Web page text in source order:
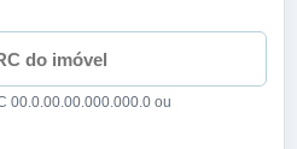
00.0.00.00.000.000.0 ou